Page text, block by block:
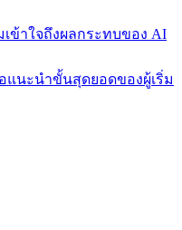
ข้าใจถึงผลกระทบของ AI
แนะนำขั้นสุดยอดของผู้เริ่ม